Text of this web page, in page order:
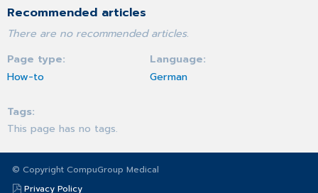
Recommended articles
There are no recommended articles.
Page type
How-to
Language
German
Tags
This page has no tags.
© Copyright CompuGroup Medical
Privacy Policy